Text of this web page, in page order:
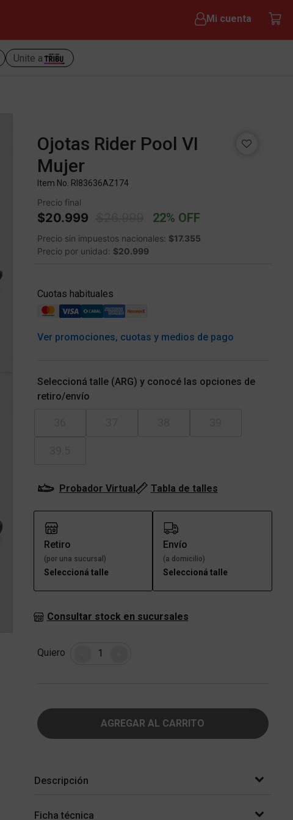
Mi cuenta
Unite a
Ojotas Rider Pool VI
Mujer
Item No. RI83636AZ174
Precio final
$20.999 Price reduced from
$26.999 22% OFF
Precio sin impuestos nacionales: $17.355
Precio por unidad: $20.999
Cuotas habituales
Ver promociones, cuotas y medios de pago
Seleccioná talle (ARG) y conocé las opciones de
retiro/envío
Probador Virtual Tabla de talles
Retiro
(por una sucursal)
Seleccioná talle
Envío
(a domicilio)
Seleccioná talle
Consultar stock en sucursales
Quiero Cantidad
AGREGAR AL CARRITO
Descripción
Ficha técnica